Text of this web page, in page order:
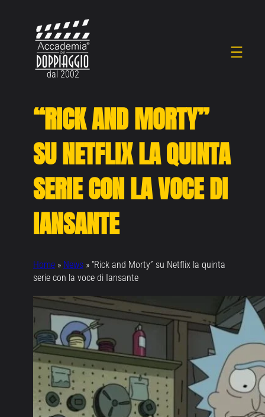
contenuto
dal 2002
“RICK AND MORTY”
SU NETFLIX LA QUINTA
SERIE CON LA VOCE DI
IANSANTE
Home » News » “Rick and Morty” su Netflix la quinta
serie con la voce di Iansante